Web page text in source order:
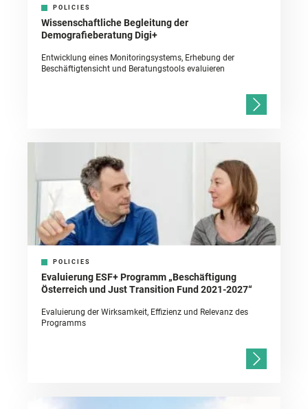
POLICIES
Wissenschaftliche Begleitung der
Demografieberatung Digi+
Entwicklung eines Monitoringsystems, Erhebung der
Beschäftigtensicht und Beratungstools evaluieren
POLICIES
Evaluierung ESF+ Programm „Beschäftigung
Österreich und Just Transition Fund 2021-2027“
Evaluierung der Wirksamkeit, Effizienz und Relevanz des
Programms